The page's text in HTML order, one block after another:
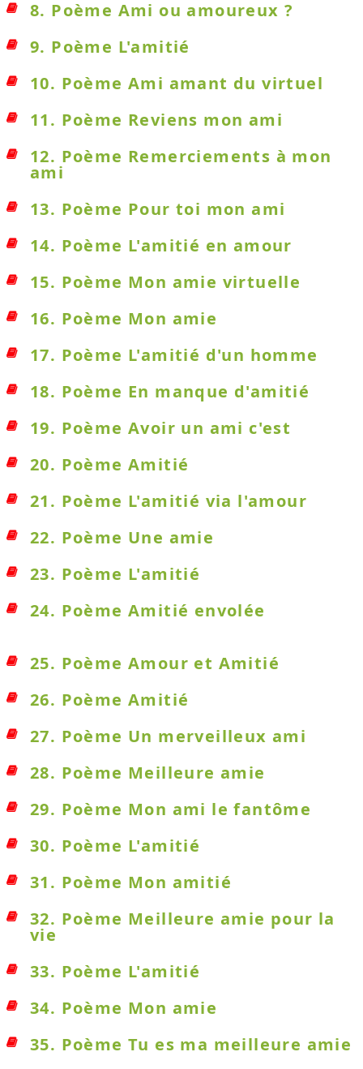
8. Poème Ami ou amoureux ?
9. Poème L'amitié
10. Poème Ami amant du virtuel
11. Poème Reviens mon ami
12. Poème Remerciements à mon
ami
13. Poème Pour toi mon ami
14. Poème L'amitié en amour
15. Poème Mon amie virtuelle
16. Poème Mon amie
17. Poème L'amitié d'un homme
18. Poème En manque d'amitié
19. Poème Avoir un ami c'est
20. Poème Amitié
21. Poème L'amitié via l'amour
22. Poème Une amie
23. Poème L'amitié
24. Poème Amitié envolée
25. Poème Amour et Amitié
26. Poème Amitié
27. Poème Un merveilleux ami
28. Poème Meilleure amie
29. Poème Mon ami le fantôme
30. Poème L'amitié
31. Poème Mon amitié
32. Poème Meilleure amie pour la
vie
33. Poème L'amitié
34. Poème Mon amie
35. Poème Tu es ma meilleure amie